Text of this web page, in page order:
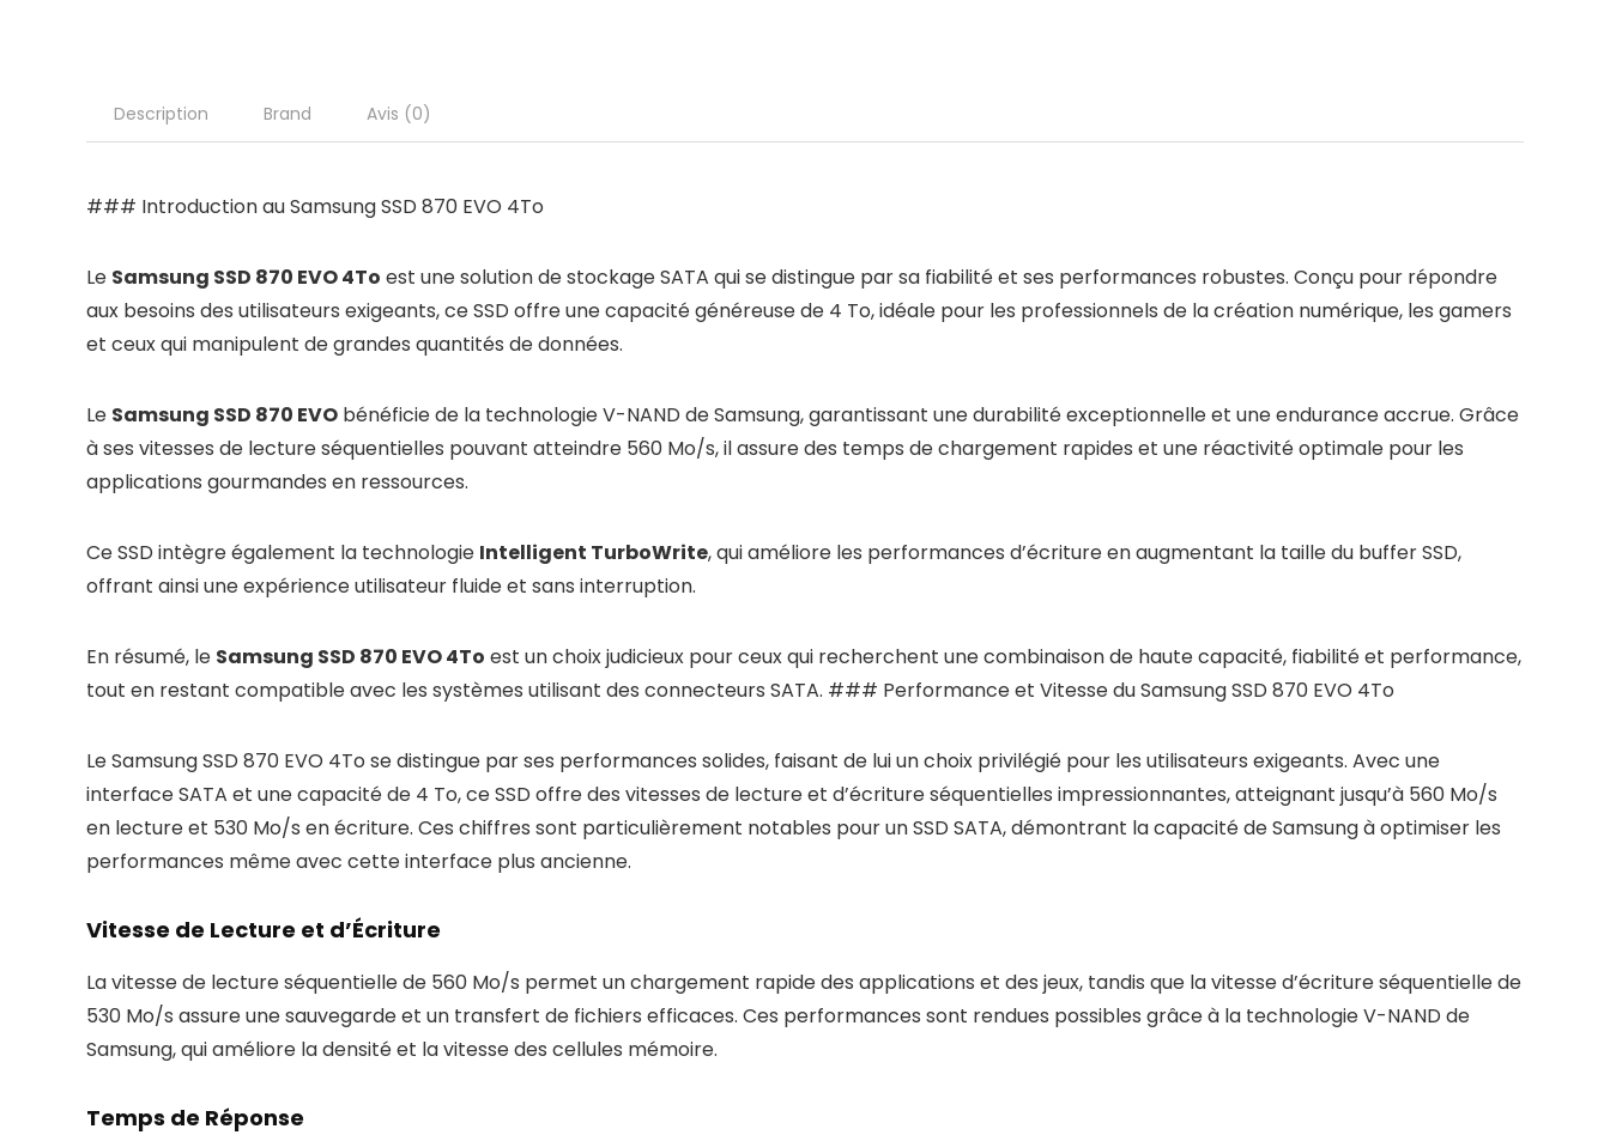
Description Brand Avis (0)
### Introduction au Samsung SSD 870 EVO 4To
Le Samsung SSD 870 EVO 4To est une solution de stockage SATA qui se distingue par sa fiabilité et ses performances robustes. Conçu pour répondre
aux besoins des utilisateurs exigeants, ce SSD offre une capacité généreuse de 4 To, idéale pour les professionnels de la création numérique, les gamers
et ceux qui manipulent de grandes quantités de données.
Le Samsung SSD 870 EVO bénéficie de la technologie V-NAND de Samsung, garantissant une durabilité exceptionnelle et une endurance accrue. Grâce
à ses vitesses de lecture séquentielles pouvant atteindre 560 Mo/s, il assure des temps de chargement rapides et une réactivité optimale pour les
applications gourmandes en ressources.
Ce SSD intègre également la technologie Intelligent TurboWrite, qui améliore les performances d’écriture en augmentant la taille du buffer SSD,
offrant ainsi une expérience utilisateur fluide et sans interruption.
En résumé, le Samsung SSD 870 EVO 4To est un choix judicieux pour ceux qui recherchent une combinaison de haute capacité, fiabilité et performance,
tout en restant compatible avec les systèmes utilisant des connecteurs SATA. ### Performance et Vitesse du Samsung SSD 870 EVO 4To
Le Samsung SSD 870 EVO 4To se distingue par ses performances solides, faisant de lui un choix privilégié pour les utilisateurs exigeants. Avec une
interface SATA et une capacité de 4 To, ce SSD offre des vitesses de lecture et d’écriture séquentielles impressionnantes, atteignant jusqu’à 560 Mo/s
en lecture et 530 Mo/s en écriture. Ces chiffres sont particulièrement notables pour un SSD SATA, démontrant la capacité de Samsung à optimiser les
performances même avec cette interface plus ancienne.
Vitesse de Lecture et d’Écriture
La vitesse de lecture séquentielle de 560 Mo/s permet un chargement rapide des applications et des jeux, tandis que la vitesse d’écriture séquentielle de
530 Mo/s assure une sauvegarde et un transfert de fichiers efficaces. Ces performances sont rendues possibles grâce à la technologie V-NAND de
Samsung, qui améliore la densité et la vitesse des cellules mémoire.
Temps de Réponse